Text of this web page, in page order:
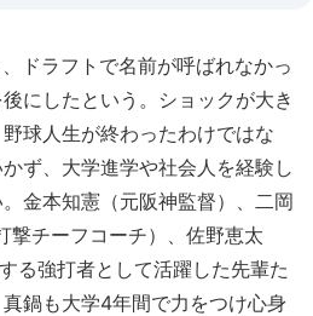
ドラフトで名前が呼ばれなかっ
にしたという。ショックが大き
球人生が終わったわけではな
ず、大学進学や社会人を経験し
金本知憲（元阪神監督）、二岡
撃チーフコーチ）、佐野恵太
る強打者として活躍した先輩た
鍋も大学4年間で力をつけ心身